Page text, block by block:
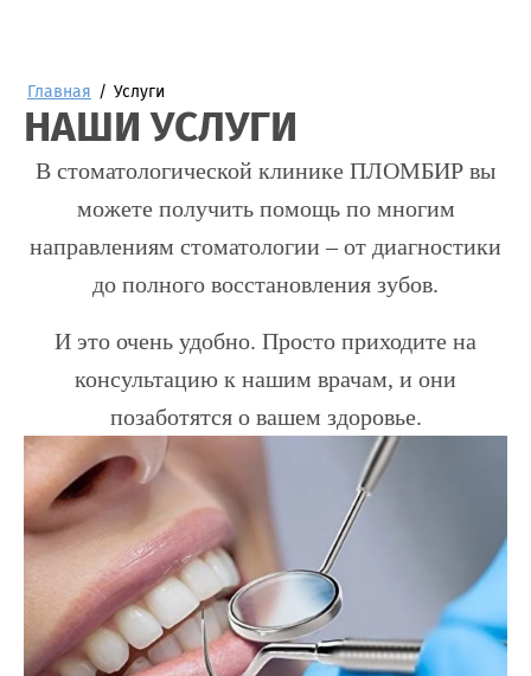
Главная / Услуги
НАШИ УСЛУГИ
В стоматологической клинике ПЛОМБИР вы
можете получить помощь по многим
направлениям стоматологии – от диагностики
до полного восстановления зубов.
И это очень удобно. Просто приходите на
консультацию к нашим врачам, и они
позаботятся о вашем здоровье.